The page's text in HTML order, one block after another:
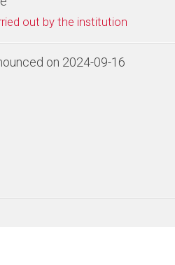
out by the institution
on 2024-09-16